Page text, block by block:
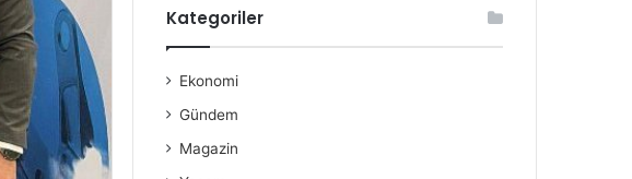
Kategoriler
Ekonomi
Gündem
Magazin